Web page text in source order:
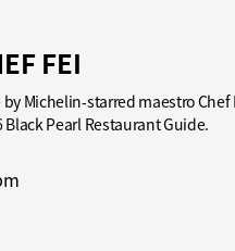
FEI
Michelin‑starred maestro
Pearl Restaurant Guide.